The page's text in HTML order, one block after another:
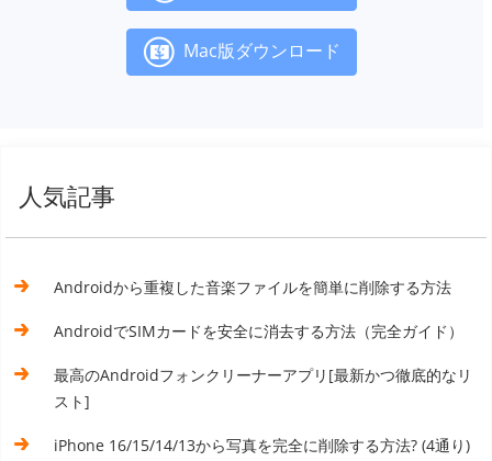
Mac版ダウンロード
人気記事
Androidから重複した音楽ファイルを簡単に削除する方法
AndroidでSIMカードを安全に消去する方法（完全ガイド）
最高のAndroidフォンクリーナーアプリ[最新かつ徹底的なリ
スト]
iPhone 16/15/14/13から写真を完全に削除する方法? (4通り)